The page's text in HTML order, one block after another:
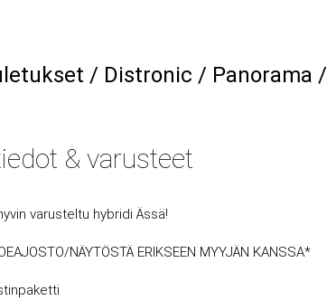
/ Distronic / Panorama /
& varusteet
varusteltu hybridi Ässä!
NÄYTÖSTÄ ERIKSEEN MYYJÄN KANSSA*